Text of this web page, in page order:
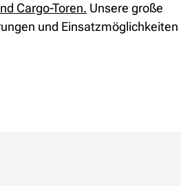
Cargo-Toren. Unsere große
und Einsatzmöglichkeiten